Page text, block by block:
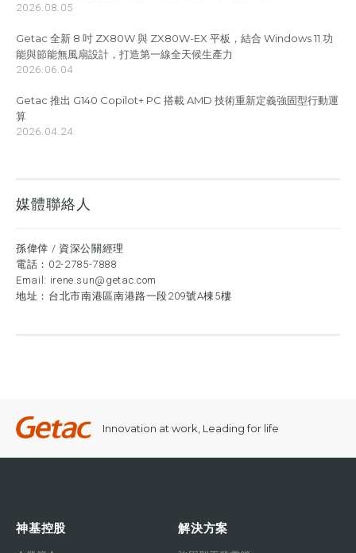
2026.08.05
Getac 全新 8 吋 ZX80W 與 ZX80W-EX 平板，結合 Windows 11 功
能與節能無風扇設計，打造第一線全天候生產力
2026.06.04
Getac 推出 G140 Copilot+ PC 搭載 AMD 技術重新定義強固型行動運
算
2026.04.24
媒體聯絡人
孫偉倖 / 資深公關經理
電話： 02-2785-7888
Email: irene.sun@getac.com
地址：台北市南港區南港路一段209號A棟5樓
Innovation at work, Leading for life
神基控股 解決方案